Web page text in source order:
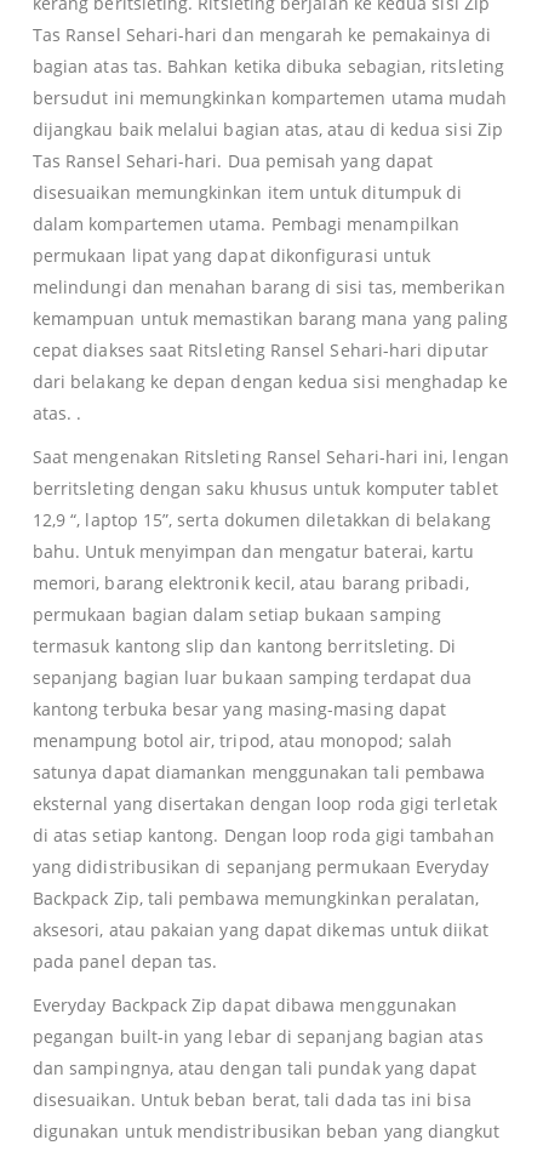
Tas Ransel Sehari-hari dan mengarah ke pemakainya di
bagian atas tas. Bahkan ketika dibuka sebagian, ritsleting
bersudut ini memungkinkan kompartemen utama mudah
dijangkau baik melalui bagian atas, atau di kedua sisi Zip
Tas Ransel Sehari-hari. Dua pemisah yang dapat
disesuaikan memungkinkan item untuk ditumpuk di
dalam kompartemen utama. Pembagi menampilkan
permukaan lipat yang dapat dikonfigurasi untuk
melindungi dan menahan barang di sisi tas, memberikan
kemampuan untuk memastikan barang mana yang paling
cepat diakses saat Ritsleting Ransel Sehari-hari diputar
dari belakang ke depan dengan kedua sisi menghadap ke
atas. .
Saat mengenakan Ritsleting Ransel Sehari-hari ini, lengan
berritsleting dengan saku khusus untuk komputer tablet
12,9 “, laptop 15”, serta dokumen diletakkan di belakang
bahu. Untuk menyimpan dan mengatur baterai, kartu
memori, barang elektronik kecil, atau barang pribadi,
permukaan bagian dalam setiap bukaan samping
termasuk kantong slip dan kantong berritsleting. Di
sepanjang bagian luar bukaan samping terdapat dua
kantong terbuka besar yang masing-masing dapat
menampung botol air, tripod, atau monopod; salah
satunya dapat diamankan menggunakan tali pembawa
eksternal yang disertakan dengan loop roda gigi terletak
di atas setiap kantong. Dengan loop roda gigi tambahan
yang didistribusikan di sepanjang permukaan Everyday
Backpack Zip, tali pembawa memungkinkan peralatan,
aksesori, atau pakaian yang dapat dikemas untuk diikat
pada panel depan tas.
Everyday Backpack Zip dapat dibawa menggunakan
pegangan built-in yang lebar di sepanjang bagian atas
dan sampingnya, atau dengan tali pundak yang dapat
disesuaikan. Untuk beban berat, tali dada tas ini bisa
digunakan untuk mendistribusikan beban yang diangkut